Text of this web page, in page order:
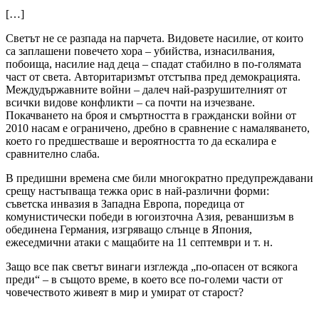
[…]
Светът не се разпада на парчета. Видовете насилие, от които
са заплашени повечето хора – убийства, изнасилвания,
побоища, насилие над деца – спадат стабилно в по-голямата
част от света. Авторитаризмът отстъпва пред демокрацията.
Междудържавните войни – далеч най-разрушителният от
всички видове конфликти – са почти на изчезване.
Покачването на броя и смъртността в граждански войни от
2010 насам е ограничено, дребно в сравнение с намаляването,
което го предшестваше и вероятността то да ескалира е
сравнително слаба.
В предишни времена сме били многократно предупреждавани
срещу настъпваща тежка орис в най-различни форми:
съветска инвазия в Западна Европа, поредица от
комунистически победи в югоизточна Азия, реваншизъм в
обединена Германия, изгряващо слънце в Япония,
ежеседмични атаки с мащабите на 11 септември и т. н.
Защо все пак светът винаги изглежда „по-опасен от всякога
преди“ – в същото време, в което все по-големи части от
човечеството живеят в мир и умират от старост?